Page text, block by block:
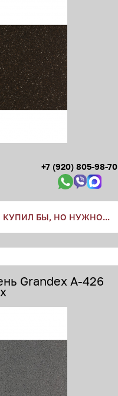
+7 (920) 805-98-70
КУПИЛ БЫ, НО НУЖНО...
Grandex A-426